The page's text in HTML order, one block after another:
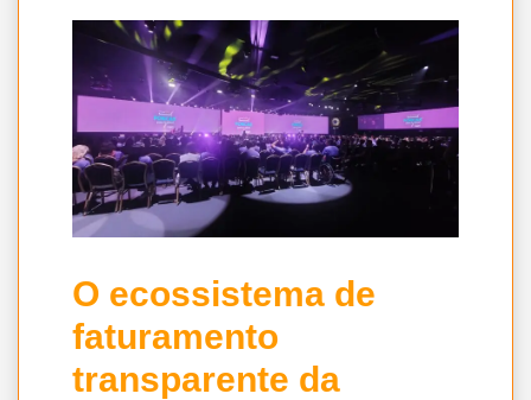
O ecossistema de
faturamento
transparente da